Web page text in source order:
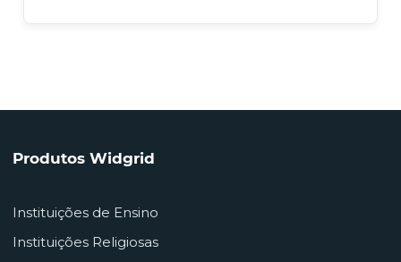
Produtos Widgrid
Instituições de Ensino
Instituições Religiosas